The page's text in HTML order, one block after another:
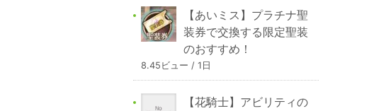
【あいミス】プラチナ聖
装券で交換する限定聖装
のおすすめ！
8.45ビュー / 1日
【花騎士】アビリティの